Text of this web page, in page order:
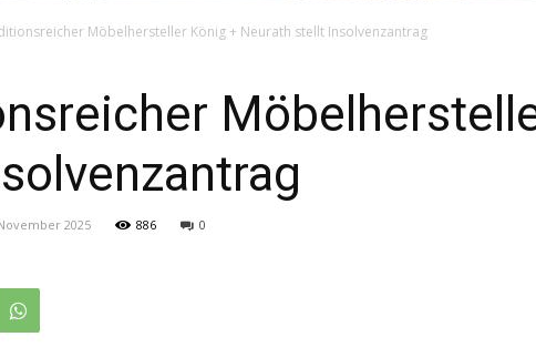
Möbelhersteller König + Neurath stellt Insolvenzantrag
2025 886 0